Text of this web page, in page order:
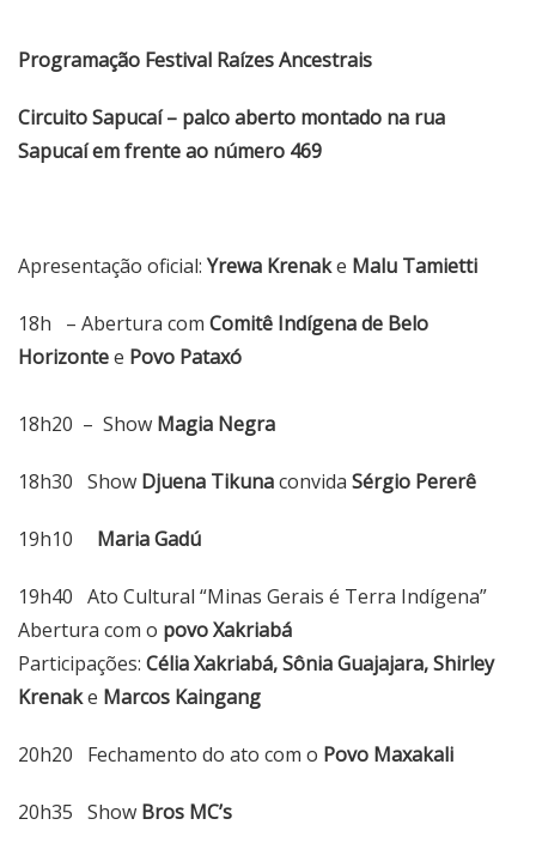
Programação Festival Raízes Ancestrais
Circuito Sapucaí – palco aberto montado na rua
Sapucaí em frente ao número 469
Apresentação oficial: Yrewa Krenake Malu Tamietti
18h – Abertura com Comitê Indígena de Belo
Horizontee Povo Pataxó
18h20 – Show Magia Negra
18h30 Show Djuena Tikunaconvida Sérgio Pererê
19h10 Maria Gadú
19h40 Ato Cultural “Minas Gerais é Terra Indígena”
Abertura com o povo Xakriabá
Participações: Célia Xakriabá, Sônia Guajajara, Shirley
Krenake Marcos Kaingang
20h20 Fechamento do ato com o Povo Maxakali
20h35 Show Bros MC’s